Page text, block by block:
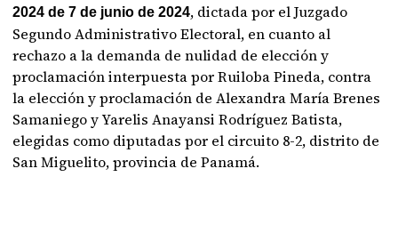
2024 de 7 de junio de 2024, dictada por el Juzgado
Segundo Administrativo Electoral, en cuanto al
rechazo a la demanda de nulidad de elección y
proclamación interpuesta por Ruiloba Pineda, contra
la elección y proclamación de Alexandra María Brenes
Samaniego y Yarelis Anayansi Rodríguez Batista,
elegidas como diputadas por el circuito 8-2, distrito de
San Miguelito, provincia de Panamá.